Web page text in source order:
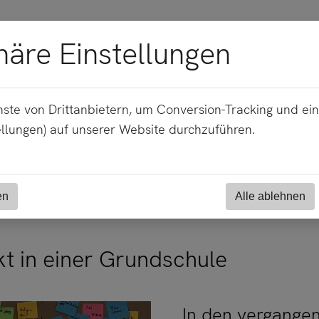
in einer Grundschule
in einer Grundschule
Einstellungen
von Drittanbietern, um Conversion-Tracking und
auf unserer Website durchzuführen.
Alle ablehnen